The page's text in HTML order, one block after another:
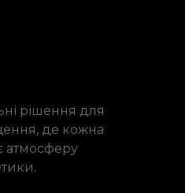
рішення для
де кожна
атмосферу